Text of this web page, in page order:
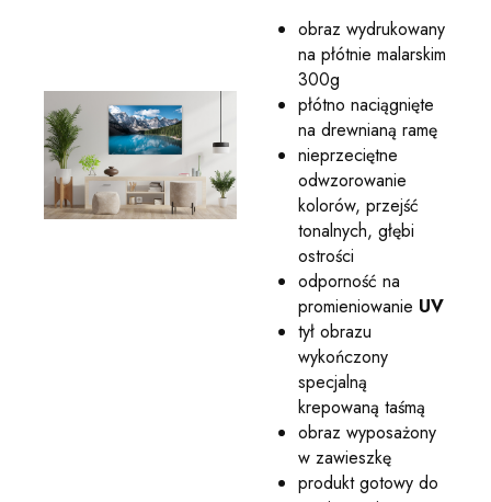
obraz wydrukowany
na płótnie malarskim
300g
płótno naciągnięte
na drewnianą ramę
nieprzeciętne
odwzorowanie
kolorów, przejść
tonalnych, głębi
ostrości
odporność na
promieniowanie UV
tył obrazu
wykończony
specjalną
krepowaną taśmą
obraz wyposażony
w zawieszkę
produkt gotowy do